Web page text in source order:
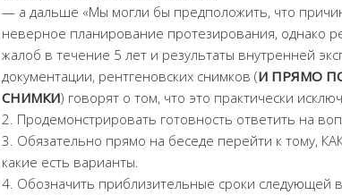
— а дальше «Мы могли бы предположить, что
неверное планирование протезирования, однако
жалоб в течение 5 лет и результаты внутренней
документации, рентгеновских снимков (И ПРЯМО
СНИМКИ) говорят о том, что это практически
2. Продемонстрировать готовность ответить на
3. Обязательно прямо на беседе перейти к тому,
какие есть варианты.
4. Обозначить приблизительные сроки следующей